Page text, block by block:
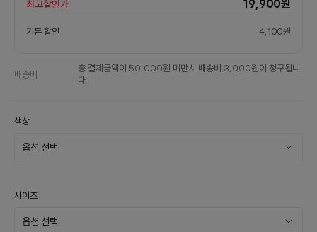
최고할인가 19,900원
기본 할인 4,100원
배송비
총 결제금액이 50,000원 미만시 배송비 3,000원이 청구됩니
다.
색상
사이즈